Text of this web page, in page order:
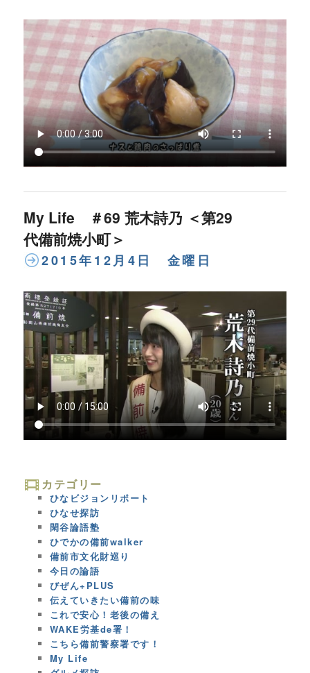
My Life ＃69 荒木詩乃 ＜第29
代備前焼小町＞
2015年12月4日 金曜日
カテゴリー
ひなビジョンリポート
ひなせ探訪
閑谷論語塾
ひでかの備前walker
備前市文化財巡り
今日の論語
びぜん+PLUS
伝えていきたい備前の味
これで安心！老後の備え
WAKE労基de署！
こちら備前警察署です！
My Life